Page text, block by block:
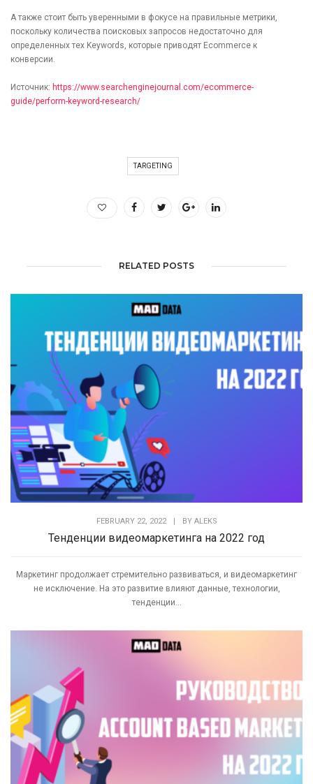
А также стоит быть уверенными в фокусе на правильные метрики,
поскольку количества поисковых запросов недостаточно для
определенных тех Keywords, которые приводят Ecommerce к
конверсии.
Источник: https://www.searchenginejournal.com/ecommerce-
guide/perform-keyword-research/
TARGETING
RELATED POSTS
FEBRUARY 22, 2022 | BY ALEKS
Тенденции видеомаркетинга на 2022 год
Маркетинг продолжает стремительно развиваться, и видеомаркетинг
не исключение. На это развитие влияют данные, технологии,
тенденции...